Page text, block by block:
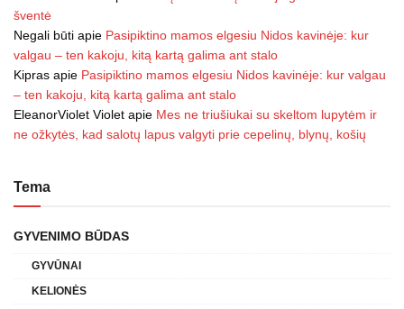
šventė
Negali būti apie Pasipiktino mamos elgesiu Nidos kavinėje: kur
valgau – ten kakoju, kitą kartą galima ant stalo
Kipras apie Pasipiktino mamos elgesiu Nidos kavinėje: kur valgau
– ten kakoju, kitą kartą galima ant stalo
EleanorViolet Violet apie Mes ne triušiukai su skeltom lupytėm ir
ne ožkytės, kad salotų lapus valgyti prie cepelinų, blynų, košių
Tema
GYVENIMO BŪDAS
GYVŪNAI
KELIONĖS